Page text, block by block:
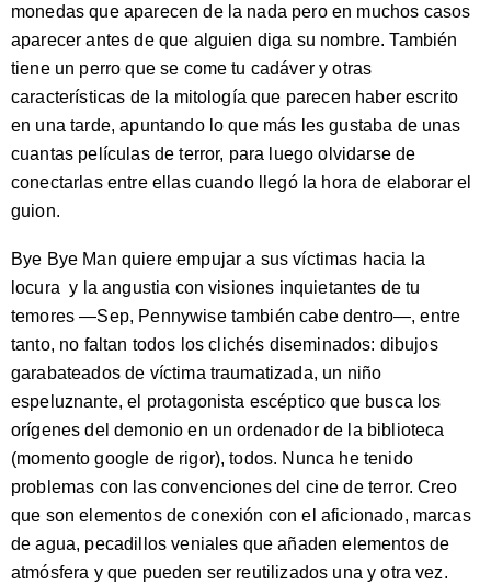
monedas que aparecen de la nada pero en muchos casos
aparecer antes de que alguien diga su nombre. También
tiene un perro que se come tu cadáver y otras
características de la mitología que parecen haber escrito
en una tarde, apuntando lo que más les gustaba de unas
cuantas películas de terror, para luego olvidarse de
conectarlas entre ellas cuando llegó la hora de elaborar el
guion.
Bye Bye Man quiere empujar a sus víctimas hacia la
locura y la angustia con visiones inquietantes de tu
temores —Sep, Pennywise también cabe dentro—, entre
tanto, no faltan todos los clichés diseminados: dibujos
garabateados de víctima traumatizada, un niño
espeluznante, el protagonista escéptico que busca los
orígenes del demonio en un ordenador de la biblioteca
(momento google de rigor), todos. Nunca he tenido
problemas con las convenciones del cine de terror. Creo
que son elementos de conexión con el aficionado, marcas
de agua, pecadillos veniales que añaden elementos de
atmósfera y que pueden ser reutilizados una y otra vez.